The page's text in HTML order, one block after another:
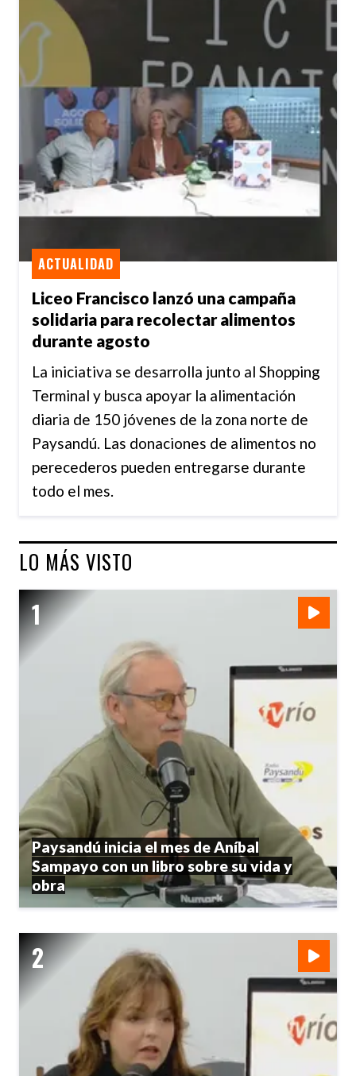
Liceo Francisco lanzó una campaña
solidaria para recolectar alimentos
durante agosto
ACTUALIDAD
La iniciativa se desarrolla junto al Shopping
Terminal y busca apoyar la alimentación
diaria de 150 jóvenes de la zona norte de
Paysandú. Las donaciones de alimentos no
perecederos pueden entregarse durante
todo el mes.
LO MÁS VISTO
Paysandú inicia el mes de Aníbal
Sampayo con un libro sobre su vida y
obra